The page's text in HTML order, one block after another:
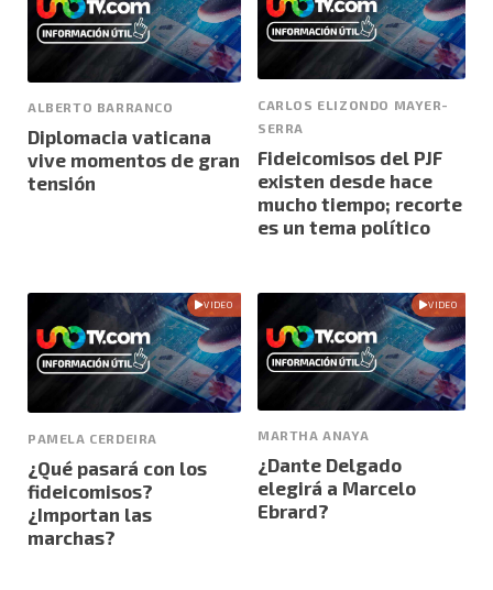
ALBERTO BARRANCO
Diplomacia vaticana
vive momentos de gran
tensión
CARLOS ELIZONDO MAYER-
SERRA
Fideicomisos del PJF
existen desde hace
mucho tiempo; recorte
es un tema político
VIDEO
PAMELA CERDEIRA
¿Qué pasará con los
fideicomisos?
¿Importan las
marchas?
VIDEO
MARTHA ANAYA
¿Dante Delgado
elegirá a Marcelo
Ebrard?